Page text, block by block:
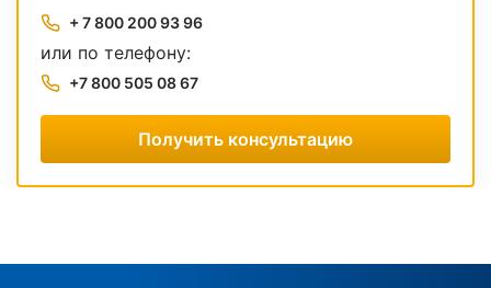
+ 7 800 200 93 96
или по телефону:
+7 800 505 08 67
Получить консультацию